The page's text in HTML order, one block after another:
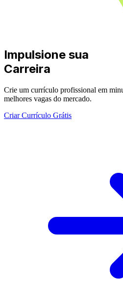
Impulsione sua
Carreira
Crie um currículo profissional em
melhores vagas do mercado.
Criar Currículo Grátis